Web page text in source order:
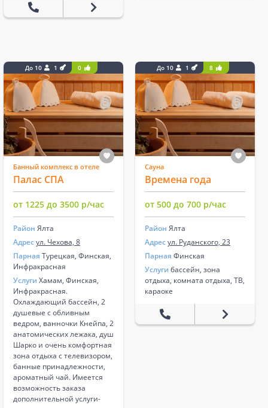
До 10 1 0
Банный комплекс в отеле
Палас СПА
от 1225 до 3500 р/час
Район Ялта
Адресул. Чехова, 8
Парная Турецкая, Финская,
Инфракрасная
Услуги Хамам, Финская,
Инфракрасная.
Охлаждающий бассейн, 2
душевые с обливным
ведром, ванночки Кнейпа, 2
анатомических лежака, душ
Шарко и очень комфортная
зона отдыха с телевизором,
банные принадлежности,
ароматный чай. Имеется
возможность заказа
дополнительной услуги-
До 10 1 8
Сауна
Времена года
от 500 до 700 р/час
Район Ялта
Адресул. Руданского, 23
Парная Финская
Услуги бассейн, зона
отдыха, комната отдыха, ТВ,
караоке